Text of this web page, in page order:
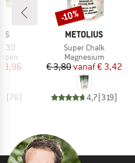
3D
prijs
(76)
MERK
METOLIUS
Artikel
Super Chalk
Productgroep
Magnesium
Prijs
€ 3,80 Verlaagde prijs
vanaf€ 3,42
4,7(319)
Korting
-10%